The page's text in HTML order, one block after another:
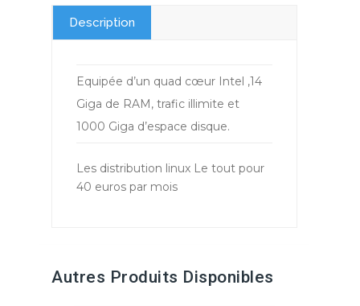
Description
Equipée d’un quad cœur Intel ,14
Giga de RAM, trafic illimite et
1000 Giga d’espace disque.
Les distribution linux Le tout pour
40 euros par mois
Autres Produits Disponibles